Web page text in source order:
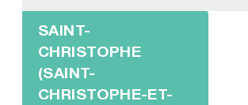
SAINT-
CHRISTOPHE
(SAINT-
CHRISTOPHE-ET-